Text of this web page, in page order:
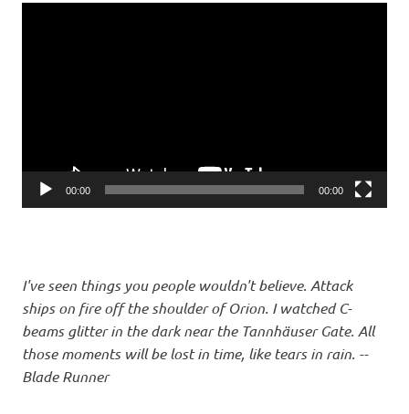
00:00 00:00
I've seen things you people wouldn't believe. Attack
ships on fire off the shoulder of Orion. I watched C-
beams glitter in the dark near the Tannhäuser Gate. All
those moments will be lost in time, like tears in rain. --
Blade Runner